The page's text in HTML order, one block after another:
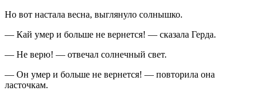
Но вот настала весна, выглянуло солнышко.
— Кай умер и больше не вернется! — сказала Герда.
— Не верю! — отвечал солнечный свет.
— Он умер и больше не вернется! — повторила она
ласточкам.